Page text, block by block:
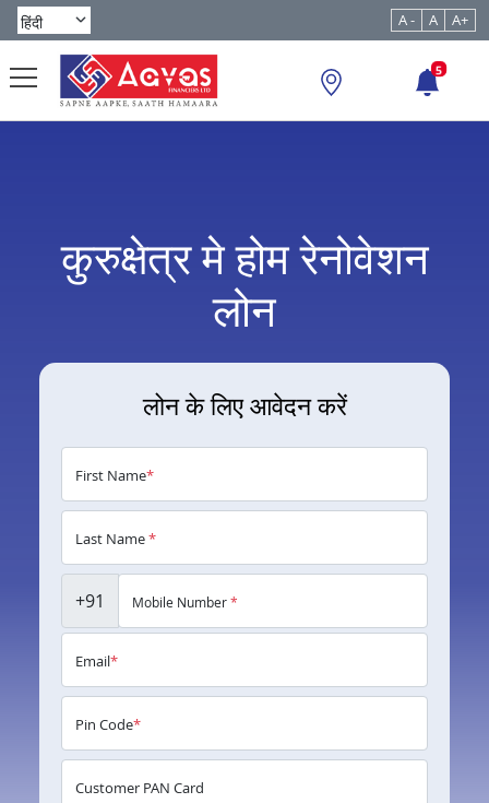
A - A A+
5
कुरुक्षेत्र मे होम रेनोवेशन
लोन
लोन के लिए आवेदन करें
First Name*
Last Name*
+91 Mobile Number*
Email*
Pin Code*
Customer PAN Card